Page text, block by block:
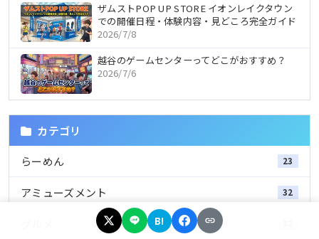
B!
ザムストPOP UP STORE イオンレイクタウン
での開催日程・体験内容・見どころ完全ガイド
2026/7/8
越谷のゲームセンターってどこがおすすめ？
2026/7/6
カテゴリ
らーめん 23
アミューズメント 32